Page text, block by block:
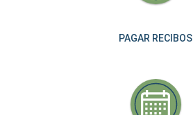
PAGAR RECIBOS